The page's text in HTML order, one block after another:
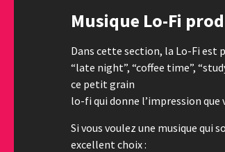
Musique Lo-Fi
Dans cette section, la Lo-Fi est
“late night”, “coffee time”,
ce petit grain
lo-fi qui donne l’impression
Si vous voulez une musique qui
excellent choix :